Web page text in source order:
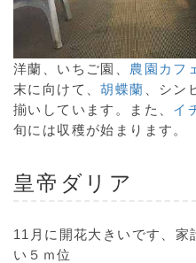
洋蘭、いちご園、 農園カフ
末に向けて、胡蝶蘭 、シン
揃いしています。また、 イ
旬には収穫が始まります。
皇帝ダリア
11月に開花大きいです、
い５ｍ位